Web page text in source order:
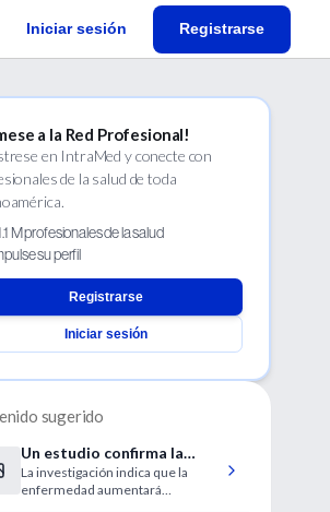
Iniciar sesión Registrarse
a la Red Profesional!
en IntraMed y conecte con
de la salud de toda
M profesionales de la salud
su perfil
Registrarse
Iniciar sesión
sugerido
Un estudio confirma la
influencia genética en el mal
de Alzheimer
La investigación indica que la
enfermedad aumentará